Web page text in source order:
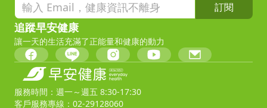
訂閱
追蹤早安健康
讓一天的生活充滿了正能量和健康的動力
服務時間：週一～週五 8:30-17:30
客戶服務專線：02-29128060